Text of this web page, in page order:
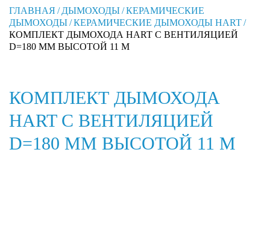
ГЛАВНАЯ / ДЫМОХОДЫ/КЕРАМИЧЕСКИЕ
ДЫМОХОДЫ/КЕРАМИЧЕСКИЕ ДЫМОХОДЫ HART/
КОМПЛЕКТ ДЫМОХОДА HART С ВЕНТИЛЯЦИЕЙ
D=180 ММ ВЫСОТОЙ 11 М
КОМПЛЕКТ ДЫМОХОДА
HART С ВЕНТИЛЯЦИЕЙ
D=180 ММ ВЫСОТОЙ 11 М